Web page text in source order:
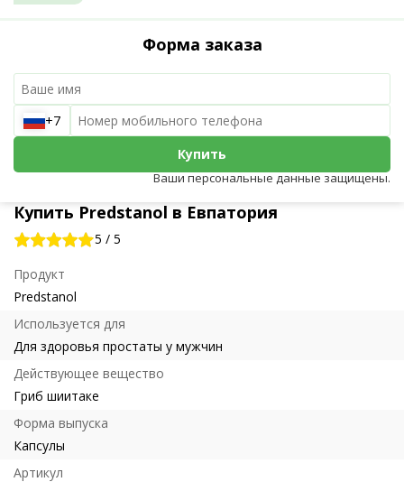
Купить Predstanol в Евпатория
5 / 5
Продукт
Predstanol
Используется для
Для здоровья простаты у мужчин
Действующее вещество
Гриб шиитаке
Форма выпуска
Капсулы
Артикул
Форма заказа
+7
Купить
Ваши персональные данные защищены.